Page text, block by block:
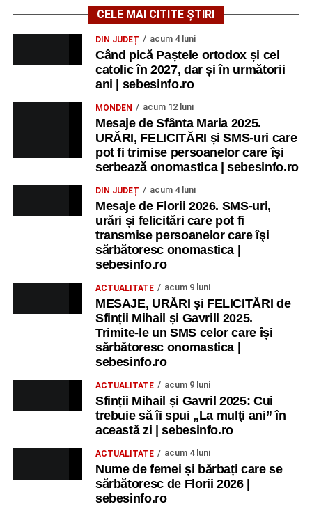
CELE MAI CITITE ȘTIRI
DIN JUDEȚ acum 4 luni
Când pică Paștele ortodox și cel
catolic în 2027, dar și în următorii
ani | sebesinfo.ro
MONDEN acum 12 luni
Mesaje de Sfânta Maria 2025.
URĂRI, FELICITĂRI și SMS-uri care
pot fi trimise persoanelor care își
serbează onomastica | sebesinfo.ro
DIN JUDEȚ acum 4 luni
Mesaje de Florii 2026. SMS-uri,
urări și felicitări care pot fi
transmise persoanelor care îşi
sărbătoresc onomastica |
sebesinfo.ro
ACTUALITATE acum 9 luni
MESAJE, URĂRI și FELICITĂRI de
Sfinții Mihail și Gavrill 2025.
Trimite-le un SMS celor care își
sărbătoresc onomastica |
sebesinfo.ro
ACTUALITATE acum 9 luni
Sfinții Mihail și Gavril 2025: Cui
trebuie să îi spui „La mulţi ani” în
această zi | sebesinfo.ro
ACTUALITATE acum 4 luni
Nume de femei și bărbați care se
sărbătoresc de Florii 2026 |
sebesinfo.ro